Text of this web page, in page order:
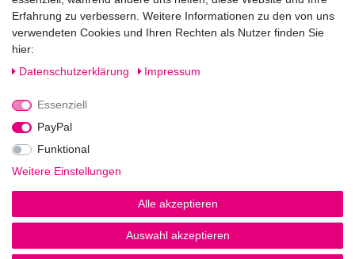
Besuchen Sie unsere Verkaufsräume, dort beraten wir Sie
gerne.
Fragen?
Rufen Sie an!
0221-5696511
Impressum Daten­schutz­erklärung AGB
© Copyright 2026 | Alle Rechte vorbehalten.
Erfahrung zu verbessern. Weitere Informationen zu den von uns
verwendeten Cookies und Ihren Rechten als Nutzer finden Sie
hier:
Daten­schutz­erklärung
Impressum
Essenziell
PayPal
Funktional
Weitere Einstellungen
Alle akzeptieren
Auswahl akzeptieren